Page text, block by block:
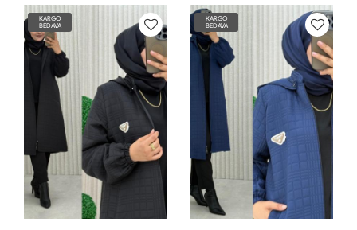
KARGO
BEDAVA
KARGO
BEDAVA